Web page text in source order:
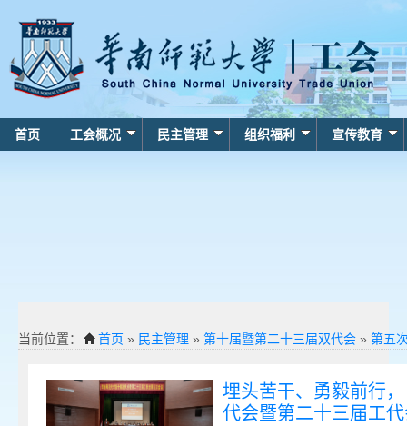
首页 工会概况 民主管理 组织福利 宣传教育
当前位置： 首页 » 民主管理 » 第十届暨第二十三届双代会 » 第五
埋头苦干、勇毅前行
代会暨第二十三届工